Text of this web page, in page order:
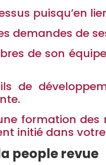
puisqu’en
demandes de
de son
de
formation
initié dans
people revue